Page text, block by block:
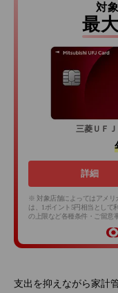
対
最
三菱ＵＦ
詳細
※ 対象店舗によってはアメ
は、1ポイント5円相当として
の上限など各種条件・ご留意
支出を抑えながら家計